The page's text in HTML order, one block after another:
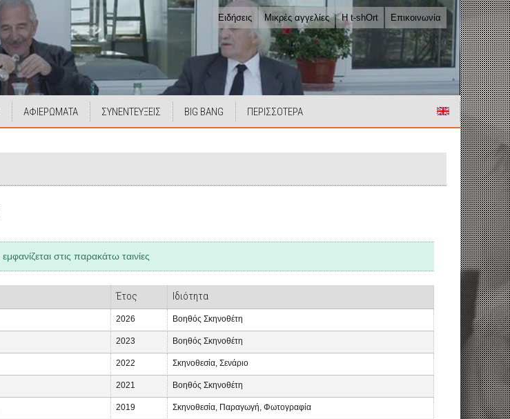
Ειδήσεις Μικρές αγγελίες Η t-shOrt Επικοινωνία
ΑΦΙΕΡΩΜΑΤΑ ΣΥΝΕΝΤΕΥΞΕΙΣ BIG BANG ΠΕΡΙΣΣΟΤΕΡΑ
εμφανίζεται στις παρακάτω ταινίες
Έτος Ιδιότητα
2026 Βοηθός Σκηνοθέτη
2023 Βοηθός Σκηνοθέτη
2022 Σκηνοθεσία, Σενάριο
2021 Βοηθός Σκηνοθέτη
2019 Σκηνοθεσία, Παραγωγή, Φωτογραφία